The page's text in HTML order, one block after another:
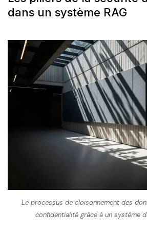
dans un système RAG
Le processus de cloisonnement des
confidentialité grâce à un système